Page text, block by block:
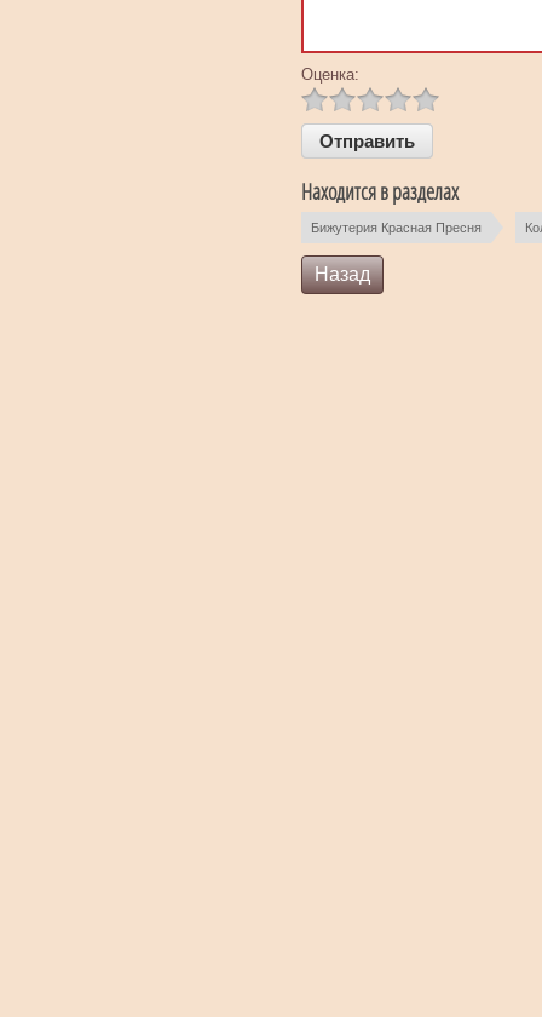
Оценка:
Находится в разделах
Бижутерия Красная Пресня
Назад